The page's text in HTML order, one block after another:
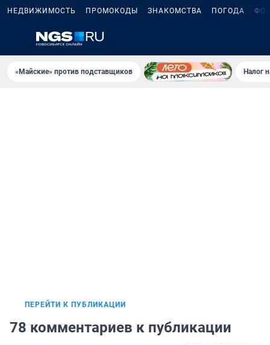
НЕДВИЖИМОСТЬ ПРОМОКОДЫ ЗНАКОМСТВА ПОГОДА
«Майские» против подставщиков Налог
ПЕРЕЙТИ К ПУБЛИКАЦИИ
78 комментариев к публикации